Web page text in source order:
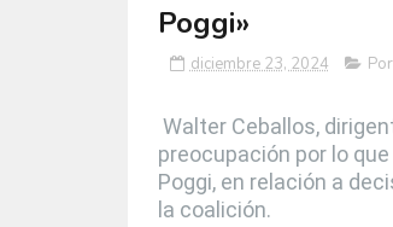
Poggi»
diciembre 23, 2024
Walter Ceballos,
preocupación por lo
Poggi, en relación a
la coalición.